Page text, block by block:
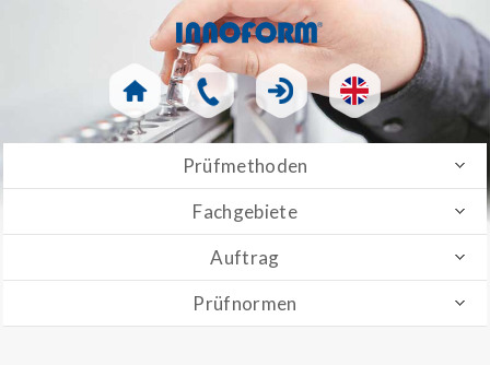
Prüfmethoden
Fachgebiete
Auftrag
Prüfnormen